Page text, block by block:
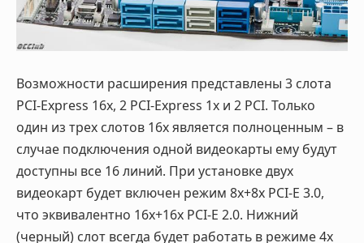
Возможности расширения представлены 3 слота
PCI-Express 16x, 2 PCI-Express 1x и 2 PCI. Только
один из трех слотов 16х является полноценным – в
случае подключения одной видеокарты ему будут
доступны все 16 линий. При установке двух
видеокарт будет включен режим 8х+8х PCI-E 3.0,
что эквивалентно 16х+16х PCI-E 2.0. Нижний
(черный) слот всегда будет работать в режиме 4х